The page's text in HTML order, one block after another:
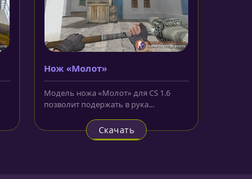
Нож «Молот»
Модель ножа «Молот» для CS 1.6
позволит подержать в рука
Скачать